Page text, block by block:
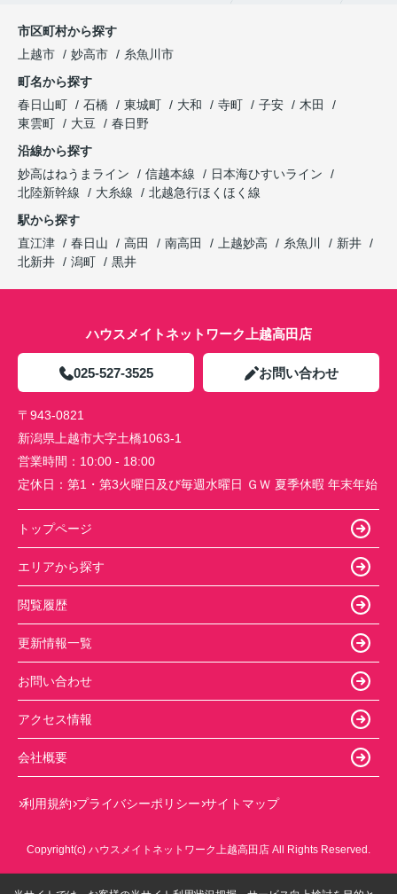
市区町村から探す
上越市
妙高市
糸魚川市
町名から探す
春日山町
石橋 東城町 大和 寺町 子安
木田
東雲町
大豆
春日野
沿線から探す
妙高はねうまライン
信越本線
日本海ひすいライン
北陸新幹線
大糸線
北越急行ほくほく線
駅から探す
直江津
春日山 高田 南高田 上越妙高 糸魚川
新井
北新井
潟町 黒井
ハウスメイトネットワーク上越高田店
025-527-3525 お問い合わせ
〒943-0821
新潟県上越市大字土橋1063-1
営業時間： 10:00 - 18:00
定休日： 第1・第3火曜日及び毎週水曜日 ＧＷ 夏季休暇 年末年始
トップページ
エリアから探す
閲覧履歴
更新情報一覧
お問い合わせ
アクセス情報
会社概要
利用規約 プライバシーポリシー サイトマップ
Copyright(c) ハウスメイトネットワーク上越高田店 All Rights Reserved.